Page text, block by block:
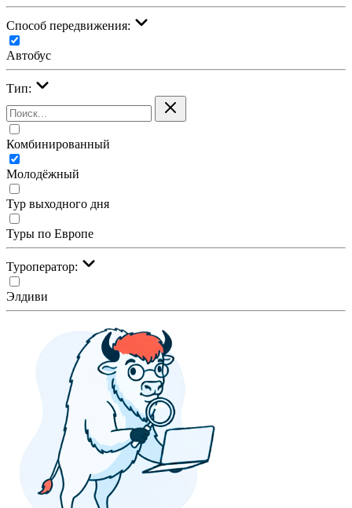
Cпособ передвижения:
Автобус
Тип:
Комбинированный
Молодёжный
Тур выходного дня
Туры по Европе
Туроператор:
Элдиви